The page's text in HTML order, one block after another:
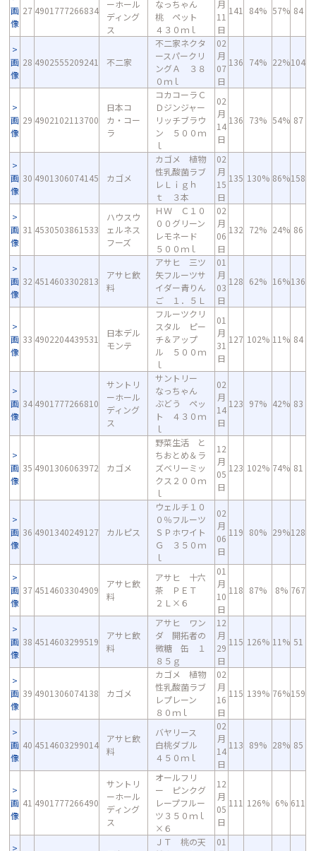
画
像
27 4901777266834
ーホール
ディング
ス
なっちゃん
桃 ペット
４３０ｍｌ
月
11
日
141 84% 57% 84
画
像
28 4902555209241 不二家
不二家ネクタ
ースパークリ
ングＡ ３８
０ｍｌ
02
月
07
日
136 74% 22%104
画
像
29 4902102113700
日本コ
カ・コー
ラ
コカコーラＣ
Ｄジンジャー
リッチブラウ
ン ５００ｍ
ｌ
02
月
14
日
136 73% 54% 87
画
像
30 4901306074145 カゴメ
カゴメ 植物
性乳酸菌ラブ
レＬｉｇｈ
ｔ ３本
02
月
15
日
135 130% 86%158
画
像
31 4530503861533
ハウスウ
ェルネス
フーズ
ＨＷ Ｃ１０
００グリーン
レモネード
５００ｍｌ
02
月
06
日
132 72% 24% 86
画
像
32 4514603302813
アサヒ飲
料
アサヒ 三ツ
矢フルーツサ
イダー青りん
ご １．５Ｌ
01
月
03
日
128 62% 16%136
画
像
33 4902204439531
日本デル
モンテ
フルーツクリ
スタル ピー
チ＆アップ
ル ５００ｍ
ｌ
01
月
31
日
127 102% 11% 84
画
像
34 4901777266810
サントリ
ーホール
ディング
ス
サントリー
なっちゃん
ぶどう ペッ
ト ４３０ｍ
ｌ
02
月
14
日
123 97% 42% 83
画
像
35 4901306063972 カゴメ
野菜生活 と
ちおとめ＆ラ
ズベリーミッ
クス２００ｍ
ｌ
12
月
05
日
123 102% 74% 81
画
像
36 4901340249127 カルピス
ウェルチ１０
０％フルーツ
ＳＰホワイト
Ｇ ３５０ｍ
ｌ
02
月
06
日
119 80% 29%128
画
像
37 4514603304909
アサヒ飲
料
アサヒ 十六
茶 ＰＥＴ
２Ｌ×６
01
月
10
日
118 87% 8% 767
画
像
38 4514603299519
アサヒ飲
料
アサヒ ワン
ダ 開拓者の
微糖 缶 １
８５ｇ
12
月
29
日
115 126% 11% 51
画
像
39 4901306074138 カゴメ
カゴメ 植物
性乳酸菌ラブ
レプレーン
８０ｍｌ
02
月
16
日
115 139% 76%159
画
像
40 4514603299014
アサヒ飲
料
バヤリース
白桃ダブル
４５０ｍｌ
02
月
14
日
113 89% 28% 85
画
像
41 4901777266490
サントリ
ーホール
ディング
ス
オールフリ
ー ピンクグ
レープフルー
ツ３５０ｍｌ
×６
12
月
05
日
111 126% 6% 611
ＪＴ 桃の天
01